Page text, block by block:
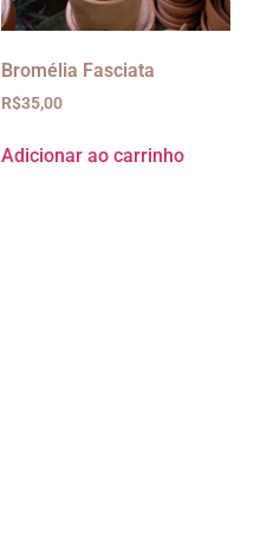
Bromélia Fasciata
R$35,00
Adicionar ao carrinho